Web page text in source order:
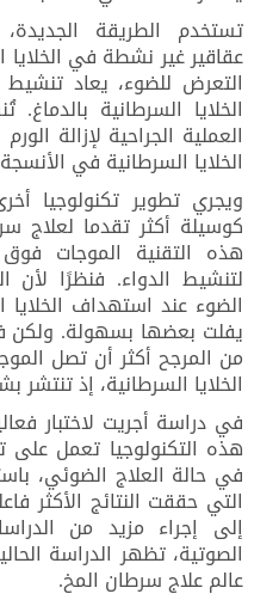
تستخدم الطريقة
عقاقير غير نشطة في الخلايا
التعرض للضوء، يعاد
الخلايا السرطانية بالدماغ.
العملية الجراحية لإزالة
الخلايا السرطانية في
ويجري تطوير تكنولوجيا
كوسيلة أكثر تقدما لعلاج
هذه التقنية الموجات
لتنشيط الدواء. فنظرًا لأن
الضوء عند استهداف الخلايا
يفلت بعضها بسهولة. ولكن
من المرجح أكثر أن تصل
الخلايا السرطانية، إذ
في دراسة أجريت لاختبار
هذه التكنولوجيا تعمل على
في حالة العلاج الضوئي،
التي حققت النتائج الأكثر
إلى إجراء مزيد من
الصوتية، تظهر الدراسة
عالم علاج سرطان المخ.